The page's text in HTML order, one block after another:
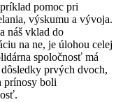
pomoc pri
výskumu a vývoja.
náš vklad do
na ne, je úlohou celej
spoločnosť má
prvých dvoch,
prínosy boli